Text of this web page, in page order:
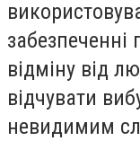
забезпеченні
відміну від
відчувати
невидимим